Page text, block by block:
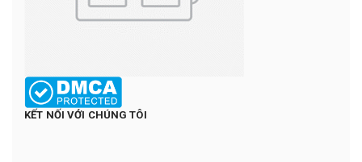
KẾT NỐI VỚI CHÚNG TÔI